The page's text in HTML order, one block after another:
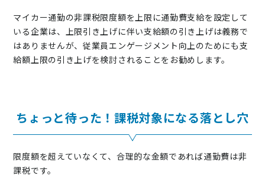
マイカー通勤の非課税限度額を上限に通勤費支給を設定して
いる企業は、上限引き上げに伴い支給額の引き上げは義務で
はありませんが、従業員エンゲージメント向上のためにも支
給額上限の引き上げを検討されることをお勧めします。
ちょっと待った！課税対象になる落とし穴
限度額を超えていなくて、合理的な金額であれば通勤費は非
課税です。